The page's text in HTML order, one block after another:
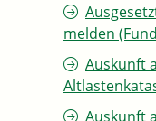
melden
Auskunft
Auskunft